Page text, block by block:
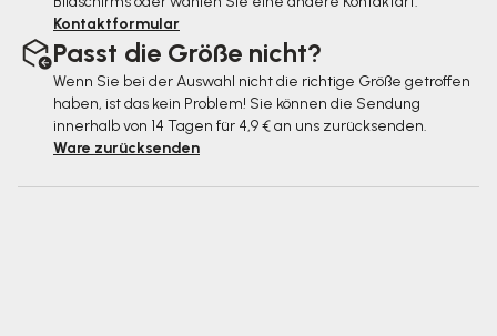
Kontaktformular
Passt die Größe nicht?
Wenn Sie bei der Auswahl nicht die richtige Größe getroffen
haben, ist das kein Problem! Sie können die Sendung
innerhalb von 14 Tagen für 4,9 € an uns zurücksenden.
Ware zurücksenden